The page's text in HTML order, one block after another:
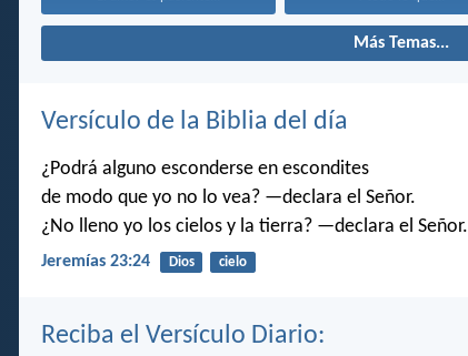
Más Temas...
Versículo de la Biblia del día
¿Podrá alguno esconderse en escondites
de modo que yo no lo vea? —declara el Señor.
¿No lleno yo los cielos y la tierra? —declara el Señor.
Jeremías 23:24 Dios cielo
Reciba el Versículo Diario: